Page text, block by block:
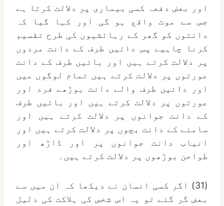
اور بعض دفعہ کسی بیماری پر دلالت کرتا ہے
جس سے موت واقع ہو گی اور کہا گیا کہ
دانتوں کو گھر کے رہائشیوں کی طرح تقسیم
کرنا چاہیے پس دائیں طرف کے دانت مردوں
پر دلالت کرتے ہیں اور بائیں طرف کے دانت
عورتوں پر دلالت کرتے ہیں تمام لوگوں میں
اور دائیں طرف والے دانت بوڑھے فرد اور
عورتوں پر دلالت کرتے ہیں اور بائیں طرف
کے دانت جوانوں پر دلالت کرتے ہیں اور
سامنے کے دانت بچوں پر دلالت کرتے ہیں اور
انیاب دانت جوانوں پر اور ڈاڑھ اور
طواحن بوڑھوں پر دلالت کرتے ہیں۔
(31) اگر کسی انسان نے دیکھا کہ ان میں سے
بعض گر گئے تو یہ اس شخص کی ہلاکت کی دلیل